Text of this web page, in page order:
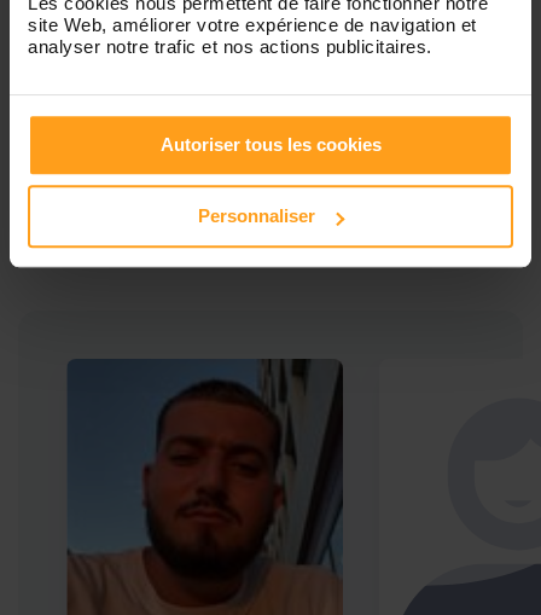
site Web, améliorer votre expérience de navigation et
analyser notre trafic et nos actions publicitaires.
Autoriser tous les cookies
Personnaliser
Ces profils pourraient vous intéresser
Babysitters proches de
Marseille 16